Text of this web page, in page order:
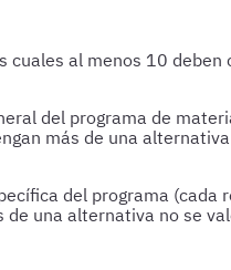
al menos 10
del programa de
más de una
del programa
una alternativa no se